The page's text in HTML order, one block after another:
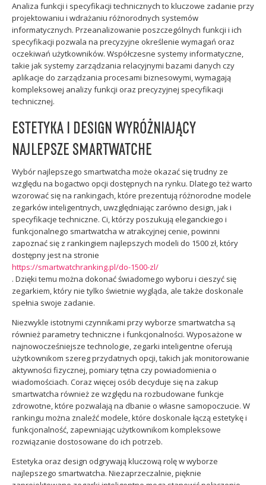
Analiza funkcji i specyfikacji technicznych to kluczowe zadanie przy
projektowaniu i wdrażaniu różnorodnych systemów
informatycznych. Przeanalizowanie poszczególnych funkcji i ich
specyfikacji pozwala na precyzyjne określenie wymagań oraz
oczekiwań użytkowników. Współczesne systemy informatyczne,
takie jak systemy zarządzania relacyjnymi bazami danych czy
aplikacje do zarządzania procesami biznesowymi, wymagają
kompleksowej analizy funkcji oraz precyzyjnej specyfikacji
technicznej.
ESTETYKA I DESIGN WYRÓŻNIAJĄCY
NAJLEPSZE SMARTWATCHE
Wybór najlepszego smartwatcha może okazać się trudny ze
względu na bogactwo opcji dostępnych na rynku. Dlatego też warto
wzorować się na rankingach, które prezentują różnorodne modele
zegarków inteligentnych, uwzględniając zarówno design, jak i
specyfikacje techniczne. Ci, którzy poszukują eleganckiego i
funkcjonalnego smartwatcha w atrakcyjnej cenie, powinni
zapoznać się z rankingiem najlepszych modeli do 1500 zł, który
dostępny jest na stronie
https://smartwatchranking.pl/do-1500-zl/
. Dzięki temu można dokonać świadomego wyboru i cieszyć się
zegarkiem, który nie tylko świetnie wygląda, ale także doskonale
spełnia swoje zadanie.
Niezwykle istotnymi czynnikami przy wyborze smartwatcha są
również parametry techniczne i funkcjonalności. Wyposażone w
najnowocześniejsze technologie, zegarki inteligentne oferują
użytkownikom szereg przydatnych opcji, takich jak monitorowanie
aktywności fizycznej, pomiary tętna czy powiadomienia o
wiadomościach. Coraz więcej osób decyduje się na zakup
smartwatcha również ze względu na rozbudowane funkcje
zdrowotne, które pozwalają na dbanie o własne samopoczucie. W
rankingu można znaleźć modele, które doskonale łączą estetykę i
funkcjonalność, zapewniając użytkownikom kompleksowe
rozwiązanie dostosowane do ich potrzeb.
Estetyka oraz design odgrywają kluczową rolę w wyborze
najlepszego smartwatcha. Niezaprzeczalnie, pięknie